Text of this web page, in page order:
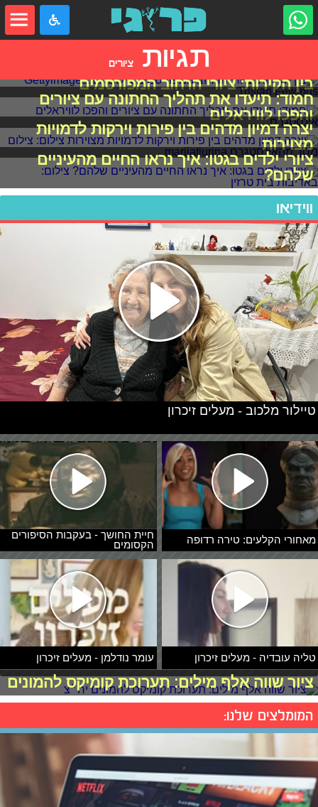
תגיותציורים
בין הקירות: ציורי הרחוב המפורסמים
חמוד: תיעדו את תהליך החתונה עם ציורים
והפכו לוויראלים
יצרה דמיון מדהים בין פירות וירקות לדמויות
מצוירות
ציורי ילדים בגטו: איך נראו החיים מהעיניים
שלהם?
ווידיאו
מאחורי הקלעים: טירה רדופה
חיית החושך - בעקבות הסיפורים
הקסומים
טליה עובדיה - מעלים זיכרון עומר נודלמן - מעלים זיכרון
טיילור מלכוב - מעלים זיכרון
ציור שווה אלף מילים: תערוכת קומיקס להמונים
המומלצים שלנו: